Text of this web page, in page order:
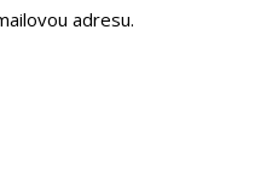
adresu.